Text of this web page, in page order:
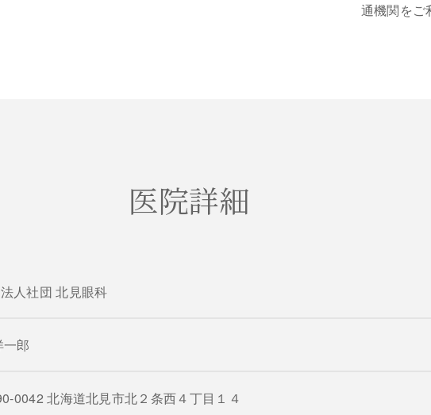
通機関をご
医院詳細
人社団 北見眼科
郎
0042 北海道北見市北２条西４丁目１４